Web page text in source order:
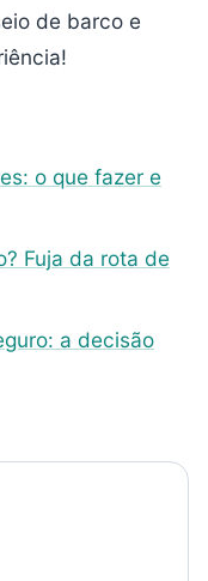
de barco e
o que fazer e
Fuja da rota de
a decisão